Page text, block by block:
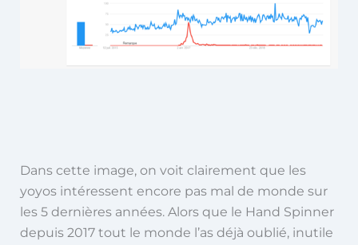
Dans cette image, on voit clairement que les
yoyos intéressent encore pas mal de monde sur
les 5 dernières années. Alors que le Hand Spinner
depuis 2017 tout le monde l’as déjà oublié, inutile